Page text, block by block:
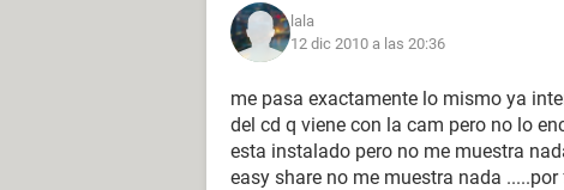
lala
12 dic 2010 a las 20:36
me pasa exactamente lo mismo ya
del cd q viene con la cam pero no lo
esta instalado pero no me muestra
easy share no me muestra nada